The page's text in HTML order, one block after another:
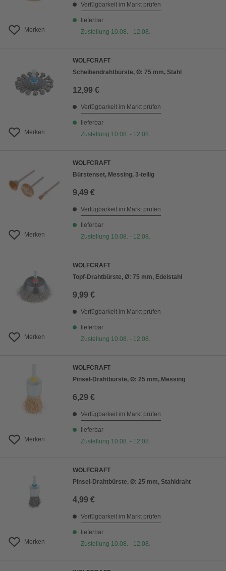
Merken
Verfügbarkeit im Markt prüfen
lieferbar
Zustellung 10.08. - 12.08.
Merken
WOLFCRAFT
Scheibendrahtbürste, Ø: 75 mm, Stahl
12,99 €
Verfügbarkeit im Markt prüfen
lieferbar
Zustellung 10.08. - 12.08.
Merken
WOLFCRAFT
Bürstenset, Messing, 3-teilig
9,49 €
Verfügbarkeit im Markt prüfen
lieferbar
Zustellung 10.08. - 12.08.
Merken
WOLFCRAFT
Topf-Drahtbürste, Ø: 75 mm, Edelstahl
9,99 €
Verfügbarkeit im Markt prüfen
lieferbar
Zustellung 10.08. - 12.08.
Merken
WOLFCRAFT
Pinsel-Drahtbürste, Ø: 25 mm, Messing
6,29 €
Verfügbarkeit im Markt prüfen
lieferbar
Zustellung 10.08. - 12.08.
Merken
WOLFCRAFT
Pinsel-Drahtbürste, Ø: 25 mm, Stahldraht
4,99 €
Verfügbarkeit im Markt prüfen
lieferbar
Zustellung 10.08. - 12.08.